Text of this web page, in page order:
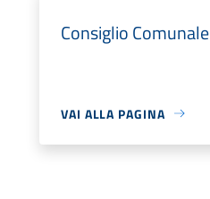
Consiglio Comunale
VAI ALLA PAGINA